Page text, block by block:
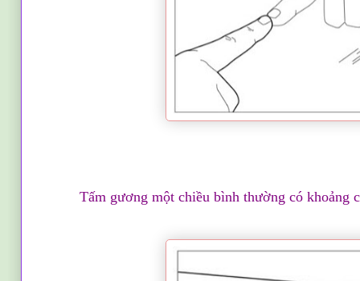
Tấm gương một chiều bình thường có khoảng